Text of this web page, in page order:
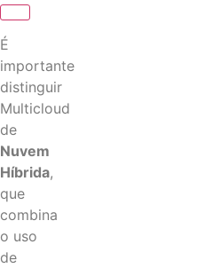
É
importante
distinguir
Multicloud
de
Nuvem
Híbrida,
que
combina
o uso
de